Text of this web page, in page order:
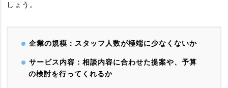
しょう。
企業の規模：スタッフ人数が極端に少なくないか
サービス内容：相談内容に合わせた提案や、予算
の検討を行ってくれるか